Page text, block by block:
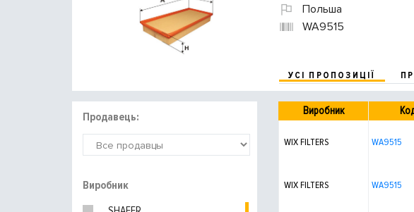
Польша
WA9515
УСІ ПРОПОЗИЦІЇ
Продавець:
Виробник
Виробник
WIX FILTERS WA9515
WIX FILTERS WA9515